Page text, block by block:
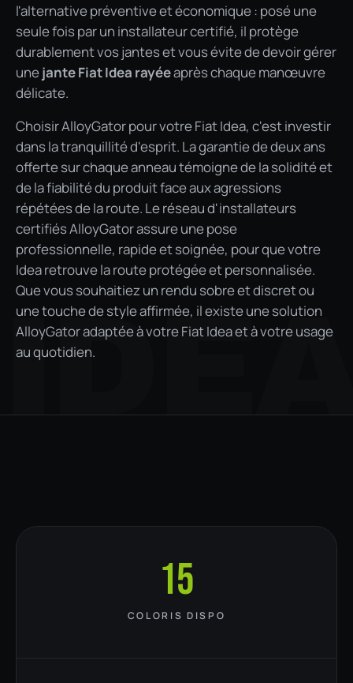
l'alternative préventive et économique : posé une
seule fois par un installateur certifié, il protège
durablement vos jantes et vous évite de devoir gérer
unejante Fiat Idea rayéeaprès chaque manœuvre
délicate.
Choisir AlloyGator pour votre Fiat Idea, c'est investir
dans la tranquillité d'esprit. La garantie de deux ans
offerte sur chaque anneau témoigne de la solidité et
de la fiabilité du produit face aux agressions
répétées de la route. Le réseau d'installateurs
certifiés AlloyGator assure une pose
professionnelle, rapide et soignée, pour que votre
Idea retrouve la route protégée et personnalisée.
Que vous souhaitiez un rendu sobre et discret ou
une touche de style affirmée, il existe une solution
AlloyGator adaptée à votre Fiat Idea et à votre usage
au quotidien.
15
COLORIS DISPO